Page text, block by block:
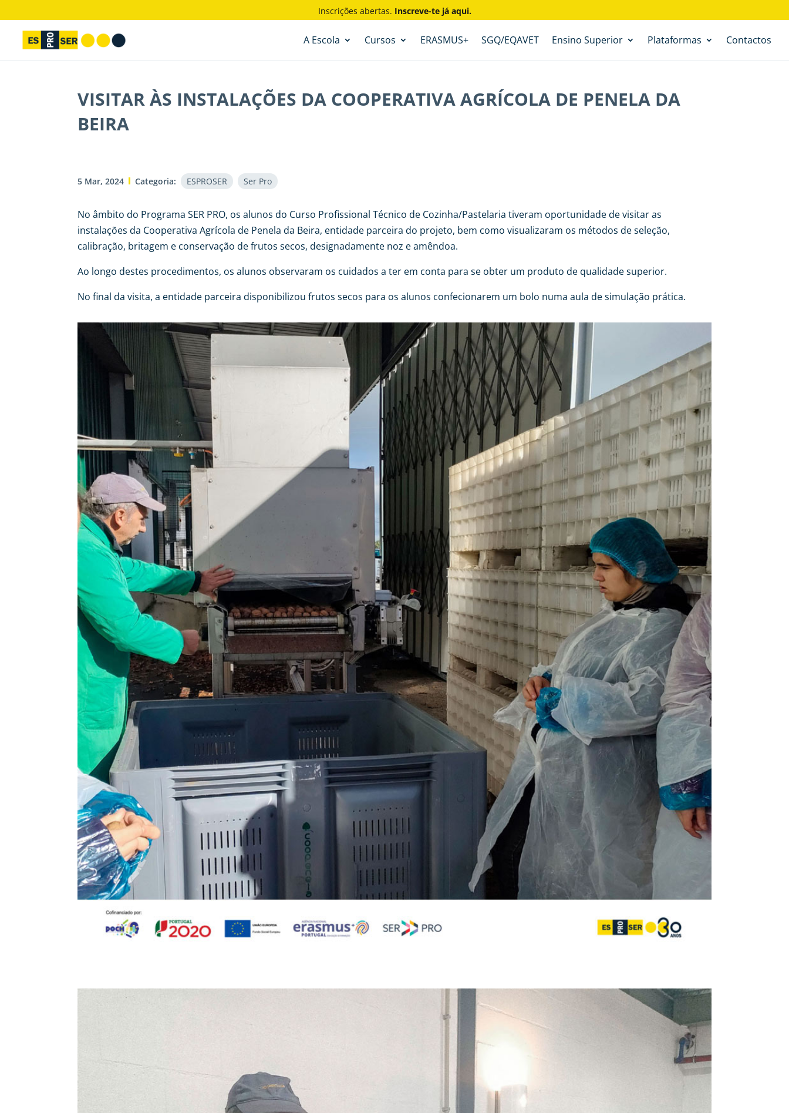
Inscrições abertas. Inscreve-te já aqui.
A Escola Cursos ERASMUS+ SGQ/EQAVET Ensino Superior Plataformas Contactos
VISITAR ÀS INSTALAÇÕES DA COOPERATIVA AGRÍCOLA DE PENELA DA
BEIRA
5 Mar, 2024 Categoria: ESPROSER Ser Pro
No âmbito do Programa SER PRO, os alunos do Curso Profissional Técnico de Cozinha/Pastelaria tiveram oportunidade de visitar as
instalações da Cooperativa Agrícola de Penela da Beira, entidade parceira do projeto, bem como visualizaram os métodos de seleção,
calibração, britagem e conservação de frutos secos, designadamente noz e amêndoa.
Ao longo destes procedimentos, os alunos observaram os cuidados a ter em conta para se obter um produto de qualidade superior.
No final da visita, a entidade parceira disponibilizou frutos secos para os alunos confecionarem um bolo numa aula de simulação prática.